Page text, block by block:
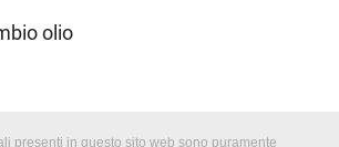
olio
presenti in questo sito web sono puramente